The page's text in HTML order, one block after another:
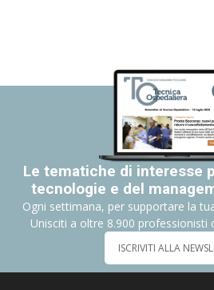
Le tematiche di interesse
tecnologie e del
Ogni settimana, per supportare la
Unisciti a oltre 8.900 professionisti
ISCRIVITI ALLA